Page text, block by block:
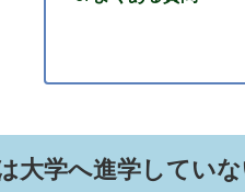
大学へ進学していな